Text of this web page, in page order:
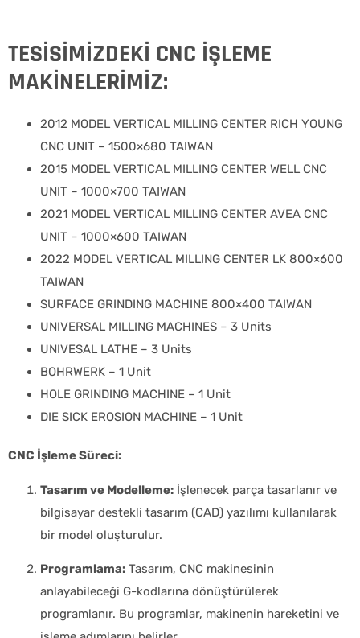
TESİSİMİZDEKİ CNC İŞLEME
MAKİNELERİMİZ:
2012 MODEL VERTICAL MILLING CENTER RICH YOUNG
CNC UNIT – 1500×680 TAIWAN
2015 MODEL VERTICAL MILLING CENTER WELL CNC
UNIT – 1000×700 TAIWAN
2021 MODEL VERTICAL MILLING CENTER AVEA CNC
UNIT – 1000×600 TAIWAN
2022 MODEL VERTICAL MILLING CENTER LK 800×600
TAIWAN
SURFACE GRINDING MACHINE 800×400 TAIWAN
UNIVERSAL MILLING MACHINES – 3 Units
UNIVESAL LATHE – 3 Units
BOHRWERK – 1 Unit
HOLE GRINDING MACHINE – 1 Unit
DIE SICK EROSION MACHINE – 1 Unit
CNC İşleme Süreci:
Tasarım ve Modelleme: İşlenecek parça tasarlanır ve
bilgisayar destekli tasarım (CAD) yazılımı kullanılarak
bir model oluşturulur.
Programlama: Tasarım, CNC makinesinin
anlayabileceği G-kodlarına dönüştürülerek
programlanır. Bu programlar, makinenin hareketini ve